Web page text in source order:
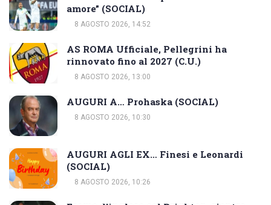
amore” (SOCIAL)
8 AGOSTO 2026, 14:52
AS ROMA Ufficiale, Pellegrini ha
rinnovato fino al 2027 (C.U.)
8 AGOSTO 2026, 13:00
AUGURI A… Prohaska (SOCIAL)
8 AGOSTO 2026, 10:30
AUGURI AGLI EX… Finesi e Leonardi
(SOCIAL)
8 AGOSTO 2026, 10:26